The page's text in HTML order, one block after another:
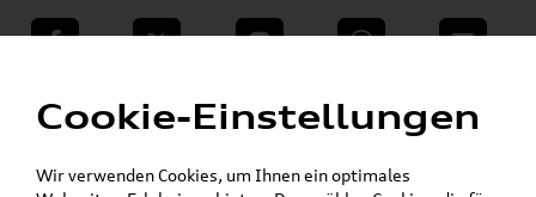
teilen Twitter Instagram WhatsApp E-Mail
VW Shop - VW Originalteile und Zubehör »
» » Arteon
Cookie-Einstellungen
Wir verwenden Cookies, um Ihnen ein optimales